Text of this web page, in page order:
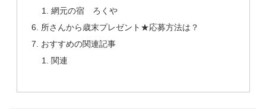
網元の宿 ろくや
所さんから歳末プレゼント★応募方法は？
おすすめの関連記事
関連